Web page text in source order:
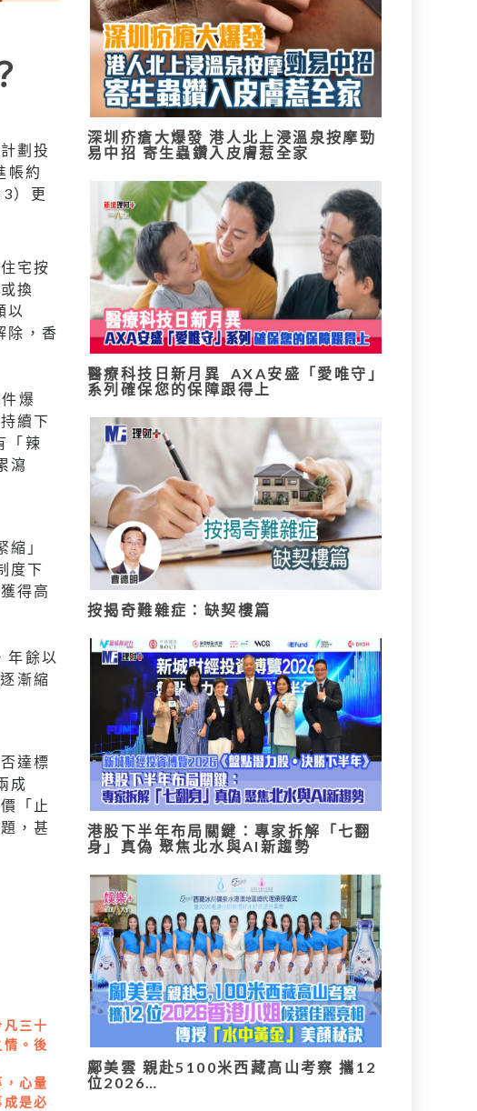
劃投
帳約
）更
宅按
換
以
除，香
爆
續下
「辣
瀉
」
度下
得高
年餘以
漸縮
達標
成
「止
，甚
三十
。後
心量
是必
深圳疥瘡大爆發 港人北上浸溫泉按摩勁
易中招 寄生蟲鑽入皮膚惹全家
醫療科技日新月異 AXA安盛「愛唯守」
系列確保您的保障跟得上
按揭奇難雜症：缺契樓篇
港股下半年布局關鍵：專家拆解「七翻
身」真偽 聚焦北水與AI新趨勢
鄺美雲 親赴5100米西藏高山考察 攜12
位2026…